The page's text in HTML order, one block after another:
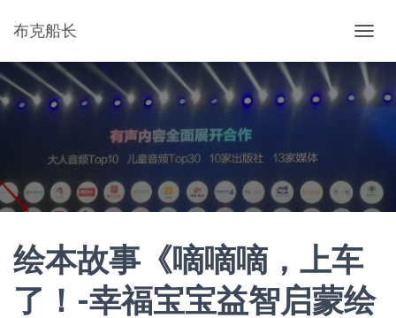
布克船长
换
导
航
绘本故事《嘀嘀嘀，上车
了！-幸福宝宝益智启蒙绘